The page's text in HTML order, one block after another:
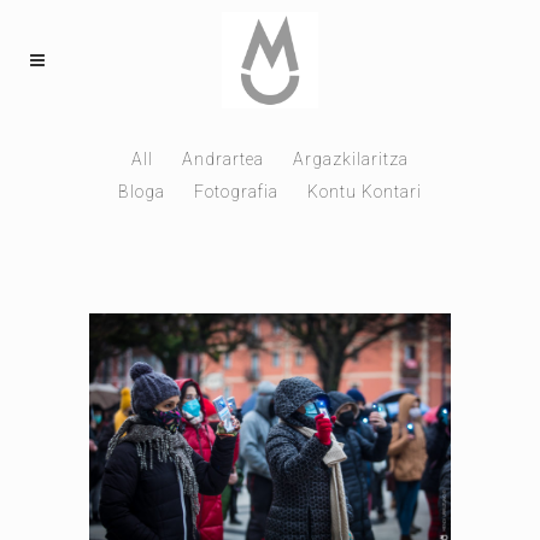
All Andrartea
Argazkilaritza
Bloga
Fotografia Kontu Kontari